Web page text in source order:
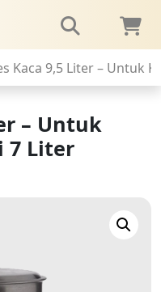
Kaca 9,5 Liter – Untuk
– Untuk
7 Liter